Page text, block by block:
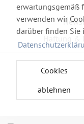
erwartungsgemäß
verwenden wir
darüber finden Sie
Cookies
ablehnen